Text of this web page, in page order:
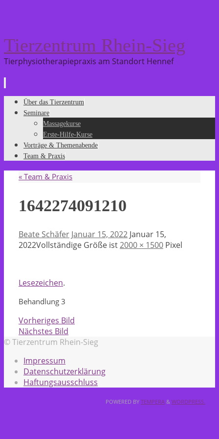
Tierzentrum Rhein-Sieg
Tierphysiotherapiepraxis am Standort Hennef
Zum
Inhalt
springen
Über das Tierzentrum
Seminare
Massagekurse
Erste-Hilfe-Kurse
Vorträge & Themenabende
Team & Praxis
« Team & Praxis
1642274091210
Beate Schäfer Januar 15, 2022 Januar 15,
2022Vollständige Größe ist2000 × 1500 Pixel
Lesezeichen.
Behandlung 3
Vorheriges Bild
Nächstes Bild
© Tierzentrum Rhein-Sieg
Impressum
Datenschutzerklärung
Haftungsausschluss
POWERED BY TEMPERA & WORDPRESS.